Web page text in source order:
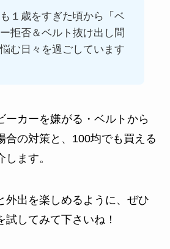
１歳をすぎた頃から「ベ
拒否＆ベルト抜け出し問
む日々を過ごしています
ーカーを嫌がる・ベルトから
合の対策と、100均でも買える
ます。
外出を楽しめるように、ぜひ
してみて下さいね！